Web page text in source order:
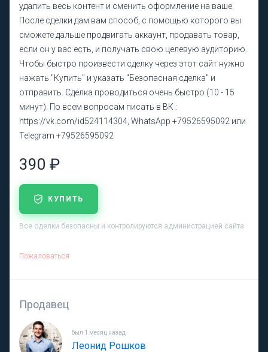
удалить весь контент и сменить оформление на ваше.
После сделки дам вам способ, с помощью которого вы
сможете дальше продвигать аккаунт, продавать товар,
если он у вас есть, и получать свою целевую аудиторию.
Чтобы быстро произвести сделку через этот сайт нужно
нажать "Купить" и указать "Безопасная сделка" и
отправить. Сделка проводиться очень быстро (10 - 15
минут). По всем вопросам писать в ВК :
https://vk.com/id524114304, WhatsApp +79526595092 или
Telegram +79526595092
390 ₽
КУПИТЬ
Все сделки безопасны и контролируются администрацией сайта
Пожаловаться
Продавец
был 1 месяц назад
Леонид Рошков